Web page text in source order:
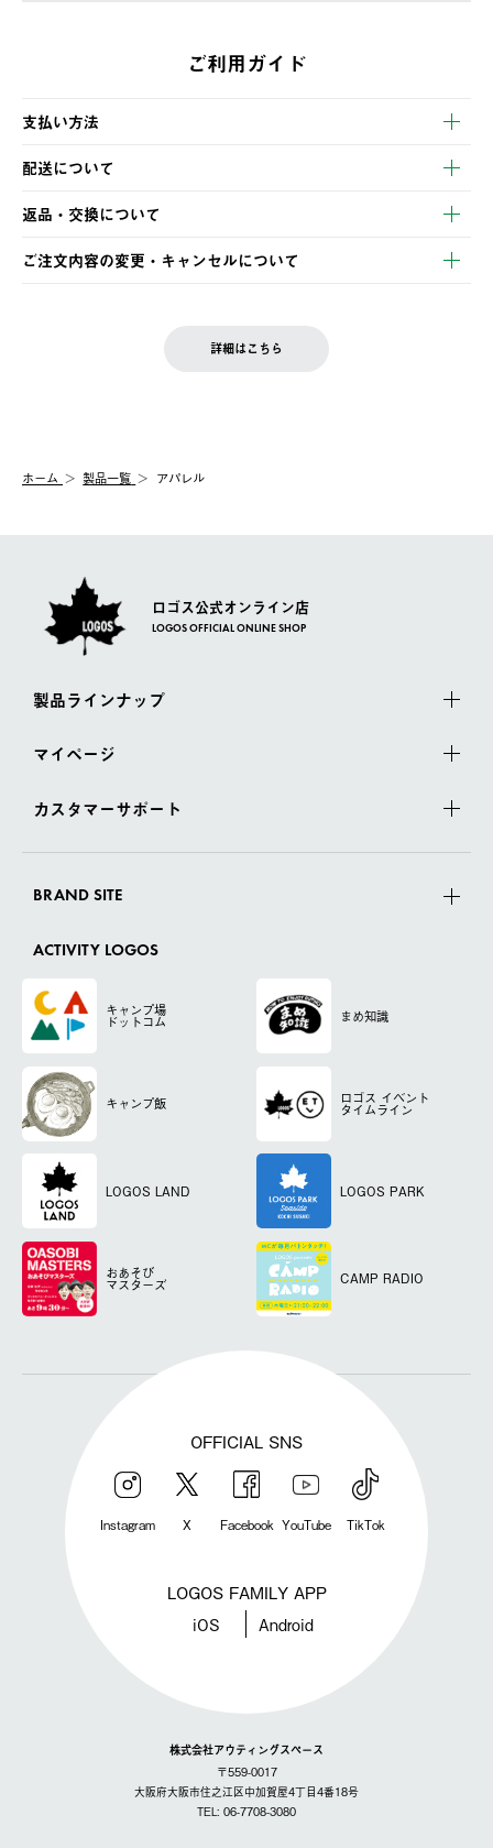
ご利用ガイド
支払い方法
以下のいずれかの方法でお支払いいただけます。
・クレジットカード決済
・コンビニ決済
・Pay-easy決済
配送について
【発送スケジュール】
ご注文・ご入金完了より2営業日以内に商品を発送いたします。
土日祝の発送はございませんので、木曜日以降のご注文は週明け
の発送となる場合がございます。
【配送業者】
佐川急便にて配送されます。
返品・交換について
※お客様都合の場合
お客様都合の返品にかかる送料は、お客様ご負担とさせていただ
む）は受け付けておりません。
一度お手元の商品を返品いただき、ご希望商品を再注文してくだ
ご注文内容の変更・キャンセルについて
LOGOS FAMILY会員の方は、会員マイページ内 購入履歴画面に
詳細はこちら
ホーム 製品一覧 アパレル
ロゴス公式オンライン店
LOGOS OFFICIAL ONLINE SHOP
製品ラインナップ
マイページ
カスタマーサポート
BRAND SITE
ACTIVITY LOGOS
キャンプ場
ドットコム まめ知識
キャンプ飯 ロゴス イベント
タイムライン
LOGOS LAND LOGOS PARK
おあそび
マスターズ CAMP RADIO
OFFICIAL SNS
Instagram X Facebook YouTube TikTok
LOGOS FAMILY APP
iOS Android
株式会社アウティングスペース
〒559-0017
大阪府大阪市住之江区中加賀屋4丁目4番18号
TEL: 06-7708-3080